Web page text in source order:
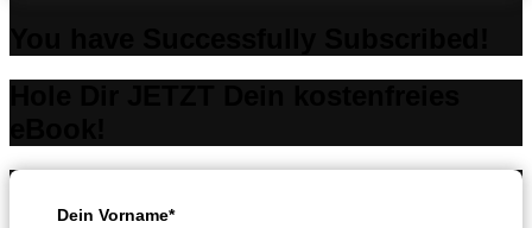
Dein Vorname*